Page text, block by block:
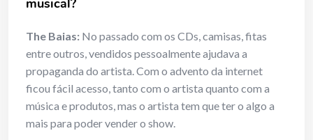
musical?
The Baias: No passado com os CDs, camisas, fitas
entre outros, vendidos pessoalmente ajudava a
propaganda do artista. Com o advento da internet
ficou fácil acesso, tanto com o artista quanto com a
música e produtos, mas o artista tem que ter o algo a
mais para poder vender o show.